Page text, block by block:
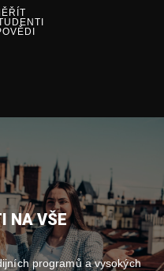
NA VŠE
programů a vysokých